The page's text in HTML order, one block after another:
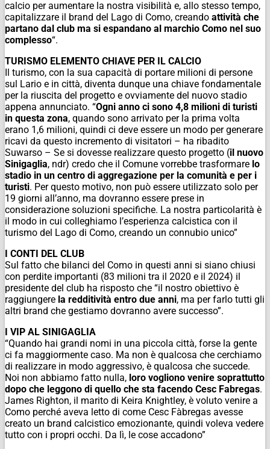
calcio per aumentare la nostra visibilità e, allo stesso tempo,
capitalizzare il brand del Lago di Como, creando attività che
partano dal club ma si espandano al marchio Como nel suo
complesso“.
TURISMO ELEMENTO CHIAVE PER IL CALCIO
Il turismo, con la sua capacità di portare milioni di persone
sul Lario e in città, diventa dunque una chiave fondamentale
per la riuscita del progetto e ovviamente del nuovo stadio
appena annunciato. “Ogni anno ci sono 4,8 milioni di turisti
in questa zona, quando sono arrivato per la prima volta
erano 1,6 milioni, quindi ci deve essere un modo per generare
ricavi da questo incremento di visitatori – ha ribadito
Suwarso – Se si dovesse realizzare questo progetto (il nuovo
Sinigaglia, ndr) credo che il Comune vorrebbe trasformare lo
stadio in un centro di aggregazione per la comunità e per i
turisti. Per questo motivo, non può essere utilizzato solo per
19 giorni all’anno, ma dovranno essere prese in
considerazione soluzioni specifiche. La nostra particolarità è
il modo in cui colleghiamo l’esperienza calcistica con il
turismo del Lago di Como, creando un connubio unico”
I CONTI DEL CLUB
Sul fatto che bilanci del Como in questi anni si siano chiusi
con perdite importanti (83 milioni tra il 2020 e il 2024) il
presidente del club ha risposto che “il nostro obiettivo è
raggiungere la redditività entro due anni, ma per farlo tutti gli
altri brand che gestiamo dovranno avere successo”.
I VIP AL SINIGAGLIA
“Quando hai grandi nomi in una piccola città, forse la gente
ci fa maggiormente caso. Ma non è qualcosa che cerchiamo
di realizzare in modo aggressivo, è qualcosa che succede.
Noi non abbiamo fatto nulla, loro vogliono venire soprattutto
dopo che leggono di quello che sta facendo Cesc Fabregas.
James Righton, il marito di Keira Knightley, è voluto venire a
Como perché aveva letto di come Cesc Fàbregas avesse
creato un brand calcistico emozionante, quindi voleva vedere
tutto con i propri occhi. Da lì, le cose accadono”